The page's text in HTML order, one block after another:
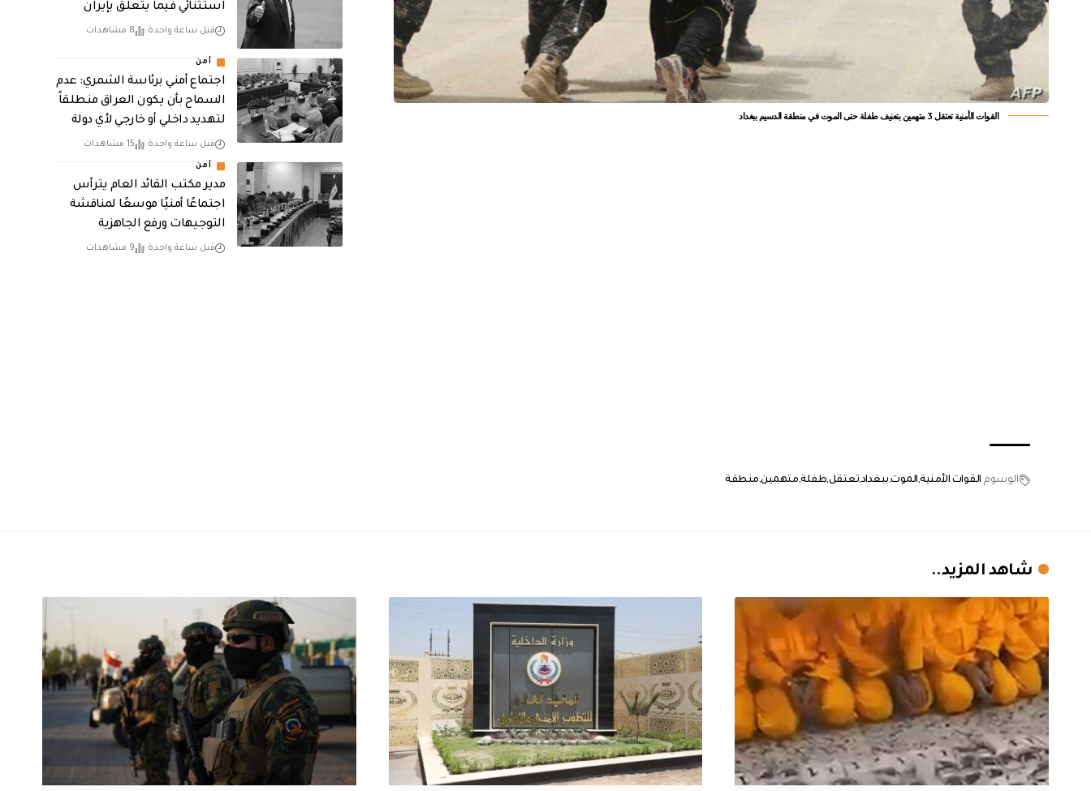
القوات الأمنية تعتقل 3 متهمين بتعنيف طفلة حتى الموت في منطقة الدسيم ببغداد
الوسوم القوات الأمنية الموت ببغداد تعتقل طفلة متهمين منطقة
استثنائي فيما يتعلق بإيران
قبل ساعة واحدة 8 مشاهدات
أمن
اجتماع أمني برئاسة الشمري: عدم
السماح بأن يكون العراق منطلقاً
لتهديد داخلي أو خارجي لأي دولة
قبل ساعة واحدة 15 مشاهدات
أمن
مدير مكتب القائد العام يترأس
اجتماعًا أمنيًا موسعًا لمناقشة
التوجيهات ورفع الجاهزية
قبل ساعة واحدة 9 مشاهدات
شاهد المزيد..